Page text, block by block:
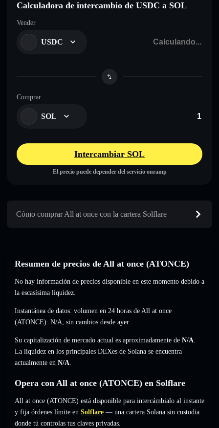
Calculadora de intercambio de USDC a SOL
Vender
USDC
Comprar
SOL
Intercambiar SOL
El precio puede depender del servicio onramp
Cómo comprar All at once con la cartera Solflare
Resumen de precios de All at once (ATONCE)
No hay información de precios disponible en este momento debido a
la escasísima liquidez.
Instantánea de datos: volumen en 24 horas de All at once
(ATONCE): N/A, sin cambios desde ayer.
Su capitalización de mercado actual es aproximadamente de N/A.
La liquidez en los principales DEXes de Solana se encuentra
actualmente en N/A.
Opera con All at once (ATONCE) en Solflare
All at once (ATONCE) está disponible para intercámbialo al instante
y fija órdenes límite en Solflare — una cartera Solana sin custodia
donde tú controlas tus claves privadas.